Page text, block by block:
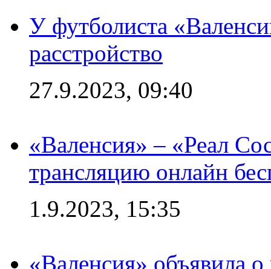
У футболиста
расстройство
27.9.2023, 09:40
«Валенсия» – «Реал
трансляцию онлайн
1.9.2023, 15:35
«Валенсия» объявила